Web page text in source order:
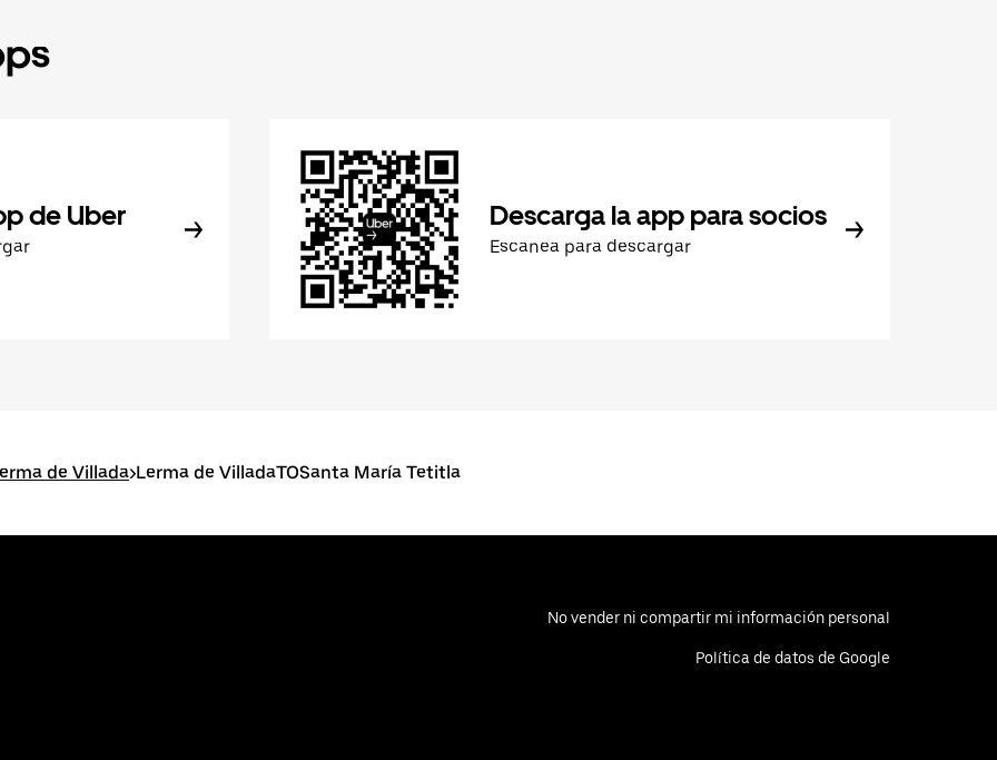
de Uber Descarga la app para socios
Escanea para descargar
de Villada>Lerma de VilladaTOSanta María Tetitla
No vender ni compartir mi información personal
Política de datos de Google